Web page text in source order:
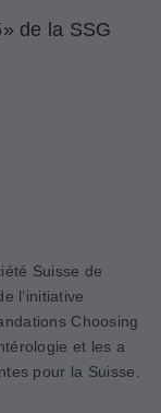
de la SSG
Suisse de
l’initiative
Choosing
et les a
pour la Suisse.